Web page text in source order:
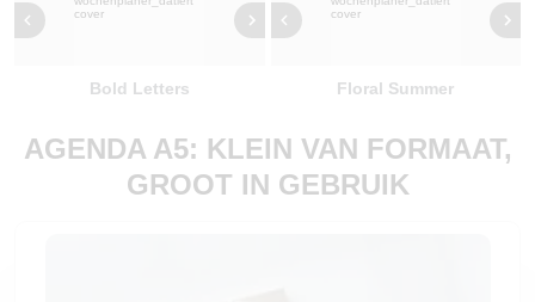
Bold Letters Floral Summer
AGENDA A5: KLEIN VAN FORMAAT,
GROOT IN GEBRUIK